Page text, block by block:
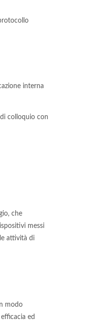
interna
colloquio con
che
messi
attività di
modo
ed